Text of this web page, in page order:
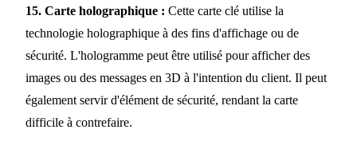
15. Carte holographique : Cette carte clé utilise la
technologie holographique à des fins d'affichage ou de
sécurité. L'hologramme peut être utilisé pour afficher des
images ou des messages en 3D à l'intention du client. Il peut
également servir d'élément de sécurité, rendant la carte
difficile à contrefaire.